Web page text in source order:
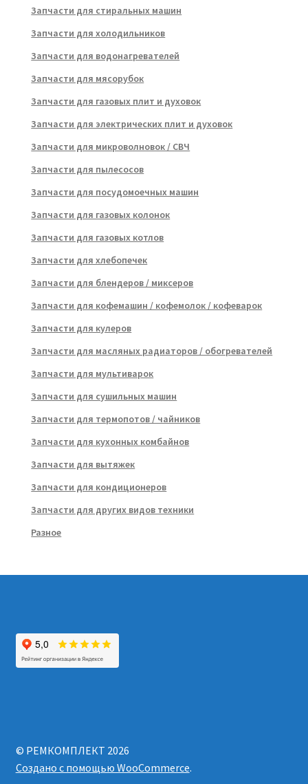
Запчасти для стиральных машин
Запчасти для холодильников
Запчасти для водонагревателей
Запчасти для мясорубок
Запчасти для газовых плит и духовок
Запчасти для электрических плит и духовок
Запчасти для микроволновок / СВЧ
Запчасти для пылесосов
Запчасти для посудомоечных машин
Запчасти для газовых колонок
Запчасти для газовых котлов
Запчасти для хлебопечек
Запчасти для блендеров / миксеров
Запчасти для кофемашин / кофемолок / кофеварок
Запчасти для кулеров
Запчасти для масляных радиаторов / обогревателей
Запчасти для мультиварок
Запчасти для сушильных машин
Запчасти для термопотов / чайников
Запчасти для кухонных комбайнов
Запчасти для вытяжек
Запчасти для кондиционеров
Запчасти для других видов техники
Разное
© РЕМКОМПЛЕКТ 2026
Создано с помощью WooCommerce.